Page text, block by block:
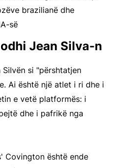
brazilianë dhe
së
Jean Silva-n
Silvën si "përshtatjen
Ai është një atlet i ri dhe i
e vetë platformës: i
dhe i pafrikë nga
Covington është ende